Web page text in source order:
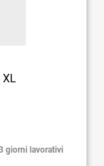
XL
giorni lavorativi